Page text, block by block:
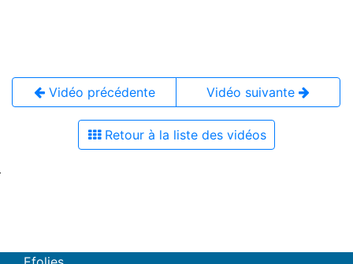
Vidéo précédente Vidéo suivante
Retour à la liste des vidéos